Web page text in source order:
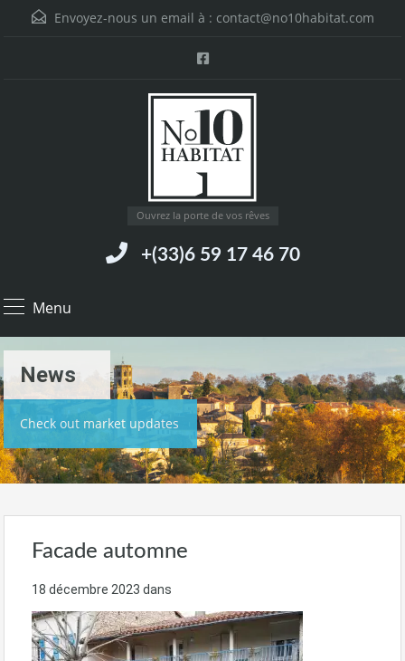
Envoyez-nous un email à : contact@no10habitat.com
Ouvrez la porte de vos rêves
+(33)6 59 17 46 70
Menu
News
Check out market updates
Facade automne
18 décembre 2023 dans